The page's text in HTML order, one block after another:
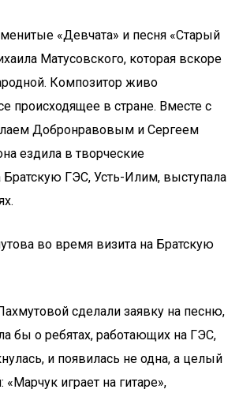
«Девчата» и песня «Старый
Матусовского, которая вскоре
Композитор живо
происходящее в стране. Вместе с
Добронравовым и Сергеем
ездила в творческие
ГЭС, Усть-Илим, выступала
во время визита на Братскую
сделали заявку на песню,
бы о ребятах, работающих на ГЭС,
и появилась не одна, а целый
играет на гитаре»,